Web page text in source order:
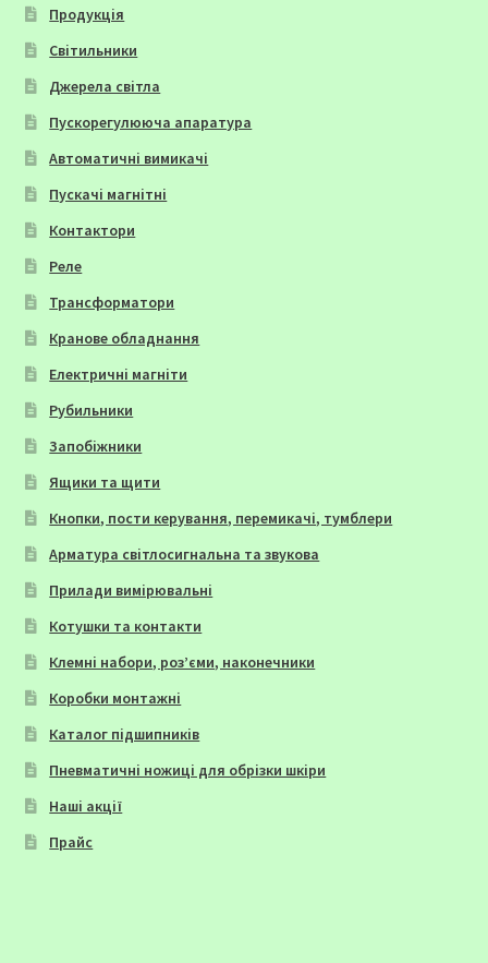
Продукція
Світильники
Джерела світла
Пускорегулююча апаратура
Автоматичні вимикачі
Пускачі магнітні
Контактори
Реле
Трансформатори
Кранове обладнання
Електричні магніти
Рубильники
Запобіжники
Ящики та щити
Кнопки, пости керування, перемикачі, тумблери
Арматура світлосигнальна та звукова
Прилади вимірювальні
Котушки та контакти
Клемні набори, роз’єми, наконечники
Коробки монтажні
Каталог підшипників
Пневматичні ножиці для обрізки шкіри
Наші акції
Прайс